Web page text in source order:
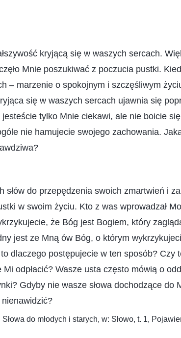
kryjącą się w waszych sercach.
Mnie poszukiwać z poczucia pustki.
– marzenie o spokojnym i szczęśliwym
się w waszych sercach ujawnia się
tylko Mnie ciekawi, ale nie boicie
nie hamujecie swojego zachowania.
słów do przepędzenia swoich zmartwień i
w swoim życiu. Kto z was wprowadzał
że Bóg jest Bogiem, który
jest ze Mną ów Bóg, o którym
dlaczego postępujecie w ten sposób? Czy
odpłacić? Wasze usta często mówią o
Gdyby nie wasze słowa dochodzące do
nienawidzić?
do młodych i starych, w: Słowo, t. 1,